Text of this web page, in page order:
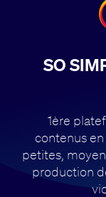
SO
1ère
contenus
petites,
production